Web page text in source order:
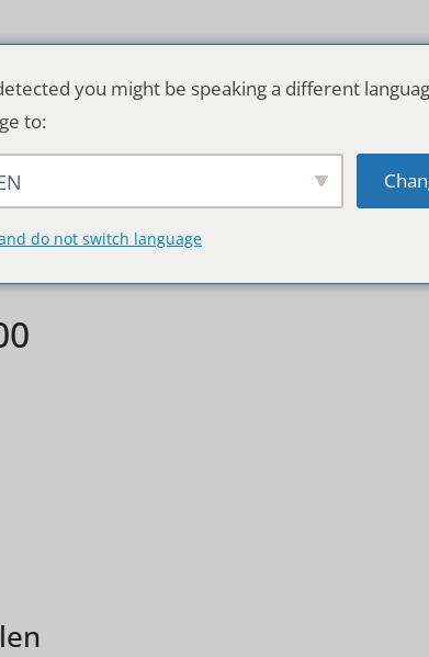
& WELT
you might be speaking a different
to:
do not switch language